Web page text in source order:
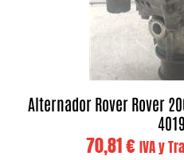
Alternador Rover Rover
70,81€ IVA y